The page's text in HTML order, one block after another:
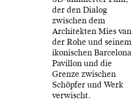
der den Dialog
zwischen dem
Architekten Mies van
der Rohe und seinem
ikonischen Barcelona
Pavillon und die
Grenze zwischen
Schöpfer und Werk
verwischt.